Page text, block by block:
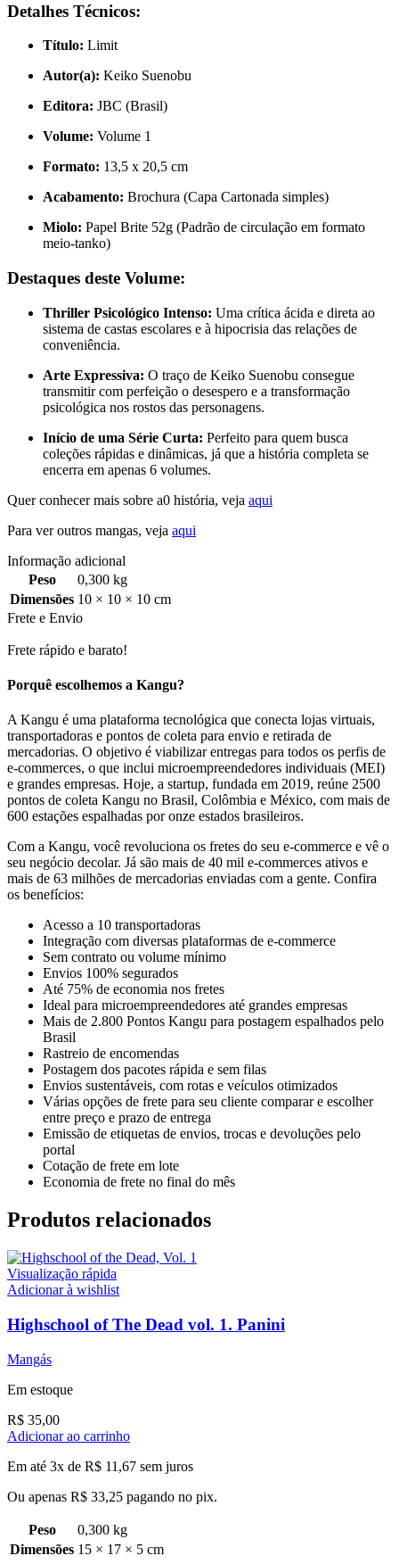
Detalhes Técnicos:
Título: Limit
Autor(a): Keiko Suenobu
Editora: JBC (Brasil)
Volume: Volume 1
Formato: 13,5 x 20,5 cm
Acabamento: Brochura (Capa Cartonada simples)
Miolo: Papel Brite 52g (Padrão de circulação em formato
meio-tanko)
Destaques deste Volume:
Thriller Psicológico Intenso: Uma crítica ácida e direta ao
sistema de castas escolares e à hipocrisia das relações de
conveniência.
Arte Expressiva: O traço de Keiko Suenobu consegue
transmitir com perfeição o desespero e a transformação
psicológica nos rostos das personagens.
Início de uma Série Curta: Perfeito para quem busca
coleções rápidas e dinâmicas, já que a história completa se
encerra em apenas 6 volumes.
Quer conhecer mais sobre a0 história, veja aqui
Para ver outros mangas, veja aqui
Informação adicional
Peso
0,300 kg
Dimensões 10 × 10 × 10 cm
Frete e Envio
Frete rápido e barato!
Porquê escolhemos a Kangu?
A Kangu é uma plataforma tecnológica que conecta lojas virtuais,
transportadoras e pontos de coleta para envio e retirada de
mercadorias. O objetivo é viabilizar entregas para todos os perfis de
e-commerces, o que inclui microempreendedores individuais (MEI)
e grandes empresas. Hoje, a startup, fundada em 2019, reúne 2500
pontos de coleta Kangu no Brasil, Colômbia e México, com mais de
600 estações espalhadas por onze estados brasileiros.
Com a Kangu, você revoluciona os fretes do seu e-commerce e vê o
seu negócio decolar. Já são mais de 40 mil e-commerces ativos e
mais de 63 milhões de mercadorias enviadas com a gente. Confira
os benefícios:
Acesso a 10 transportadoras
Integração com diversas plataformas de e-commerce
Sem contrato ou volume mínimo
Envios 100% segurados
Até 75% de economia nos fretes
Ideal para microempreendedores até grandes empresas
Mais de 2.800 Pontos Kangu para postagem espalhados pelo
Brasil
Rastreio de encomendas
Postagem dos pacotes rápida e sem filas
Envios sustentáveis, com rotas e veículos otimizados
Várias opções de frete para seu cliente comparar e escolher
entre preço e prazo de entrega
Emissão de etiquetas de envios, trocas e devoluções pelo
portal
Cotação de frete em lote
Economia de frete no final do mês
Produtos relacionados
Visualização rápida
Adicionar à wishlist
Highschool of The Dead vol. 1. Panini
Mangás
Em estoque
R$ 35,00
Adicionar ao carrinho
Em até 3x de R$ 11,67 sem juros
Ou apenas R$ 33,25 pagando no pix.
Peso
0,300 kg
Dimensões 15 × 17 × 5 cm